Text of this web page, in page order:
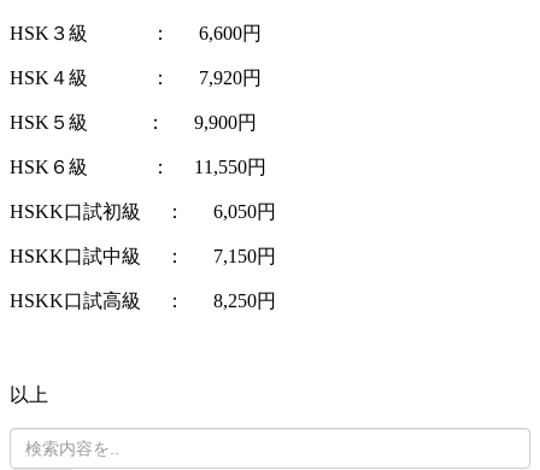
HSK３級 ： 6,600円
HSK４級 ： 7,920円
HSK５級 ： 9,900円
HSK６級 ： 11,550円
HSKK口試初級 ： 6,050円
HSKK口試中級 ： 7,150円
HSKK口試高級 ： 8,250円
以上